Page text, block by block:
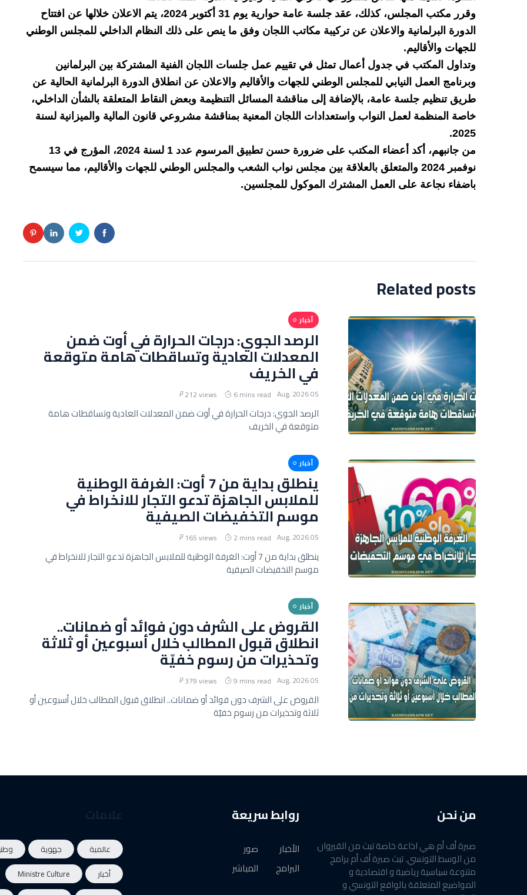
وقرر مكتب المجلس، كذلك، عقد جلسة عامة حوارية يوم 31 أكتوبر 2024، يتم الاعلان خلالها عن افتتاح
الدورة البرلمانية والاعلان عن تركيبة مكاتب اللجان وفق ما ينص على ذلك النظام الداخلي للمجلس الوطني
للجهات والأقاليم.
وتداول المكتب في جدول أعمال تمثل في تقييم عمل جلسات اللجان الفنية المشتركة بين البرلمانين
وبرنامج العمل النيابي للمجلس الوطني للجهات والأقاليم والاعلان عن انطلاق الدورة البرلمانية الحالية عن
طريق تنظيم جلسة عامة، بالإضافة إلى مناقشة المسائل التنظيمة وبعض النقاط المتعلقة بالشأن الداخلي،
خاصة المنظمة لعمل النواب واستعدادات اللجان المعنية بمناقشة مشروعي قانون المالية والميزانية لسنة
2025.
من جانبهم، أكد أعضاء المكتب على ضرورة حسن تطبيق المرسوم عدد 1 لسنة 2024، المؤرج في 13
نوفمبر 2024 والمتعلق بالعلاقة بين مجلس نواب الشعب والمجلس الوطني للجهات والأقاليم، مما سيسمح
باضفاء نجاعة على العمل المشترك الموكول للمجلسين.
Related posts
أخبار
الرصد الجوي: درجات الحرارة في أوت ضمن
المعدلات العادية وتساقطات هامة متوقعة
في الخريف
05 Aug, 2026
6 mins read
212 views
الرصد الجوي: درجات الحرارة في أوت ضمن المعدلات العادية وتساقطات هامة
متوقعة في الخريف
أخبار
ينطلق بداية من 7 أوت: الغرفة الوطنية
للملابس الجاهزة تدعو التجار للانخراط في
موسم التخفيضات الصيفية
05 Aug, 2026
2 mins read
165 views
ينطلق بداية من 7 أوت: الغرفة الوطنية للملابس الجاهزة تدعو التجار للانخراط في
موسم التخفيضات الصيفية
أخبار
القروض على الشرف دون فوائد أو ضمانات..
انطلاق قبول المطالب خلال أسبوعين أو ثلاثة
وتحذيرات من رسوم خفيّة
05 Aug, 2026
9 mins read
379 views
القروض على الشرف دون فوائد أو ضمانات.. انطلاق قبول المطالب خلال أسبوعين أو
ثلاثة وتحذيرات من رسوم خفيّة
من نحن
صبرة أف أم هي اذاعة خاصة تبث من القيروان
من الوسط التونسي. تبث صبرة أف أم برامج
متنوعة سياسية رياضية و اقتصادية و
المواضيع المتعلقة بالواقع التونسي و
روابط سريعة
الأخبار
البرامج
صور
المباشر
عالمية جهوية
أخبار
Ministre Culture